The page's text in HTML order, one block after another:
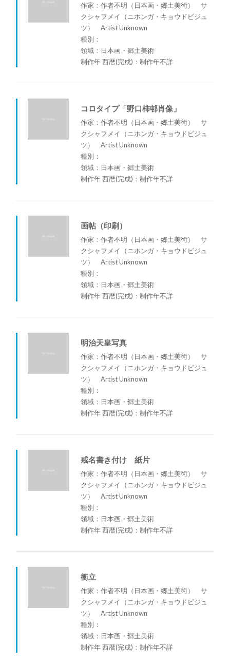
作家：作者不明（日本画・郷土美術） サ
クシャフメイ（ニホンガ・キョウドビジュ
ツ） Artist Unknown
種別：
領域：日本画・郷土美術
制作年 西暦(完成)：制作年不詳
コロタイプ「野口柿邨肖像」
作家：作者不明（日本画・郷土美術） サ
クシャフメイ（ニホンガ・キョウドビジュ
ツ） Artist Unknown
種別：
領域：日本画・郷土美術
制作年 西暦(完成)：制作年不詳
画帖（印刷）
作家：作者不明（日本画・郷土美術） サ
クシャフメイ（ニホンガ・キョウドビジュ
ツ） Artist Unknown
種別：
領域：日本画・郷土美術
制作年 西暦(完成)：制作年不詳
明治天皇写真
作家：作者不明（日本画・郷土美術） サ
クシャフメイ（ニホンガ・キョウドビジュ
ツ） Artist Unknown
種別：
領域：日本画・郷土美術
制作年 西暦(完成)：制作年不詳
戒名書き付け 紙片
作家：作者不明（日本画・郷土美術） サ
クシャフメイ（ニホンガ・キョウドビジュ
ツ） Artist Unknown
種別：
領域：日本画・郷土美術
制作年 西暦(完成)：制作年不詳
衝立
作家：作者不明（日本画・郷土美術） サ
クシャフメイ（ニホンガ・キョウドビジュ
ツ） Artist Unknown
種別：
領域：日本画・郷土美術
制作年 西暦(完成)：制作年不詳